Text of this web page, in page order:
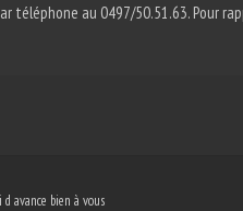
téléphone au 0497/50.51.63. Pour
avance bien à vous